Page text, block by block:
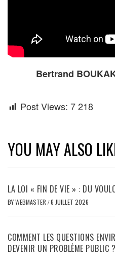
Bertrand
Post Views: 7 218
YOU MAY ALSO
LA LOI « FIN DE VIE » : DU
BYWEBMASTER /6 JUILLET 2026
COMMENT LES QUESTIONS
DEVENIR UN PROBLÈME PUBLIC ?